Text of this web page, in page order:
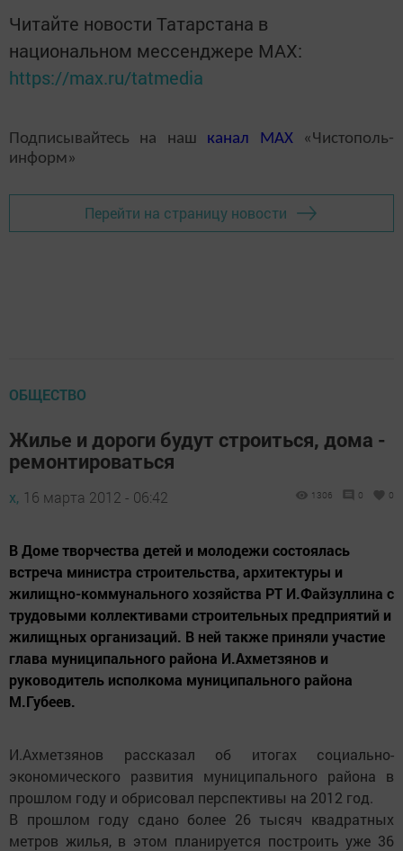
Читайте новости Татарстана в
национальном мессенджере MАХ:
https://max.ru/tatmedia
Подписывайтесь на наш канал MAX«Чистополь-
информ»
Перейти на страницу новости
ОБЩЕСТВО
Жилье и дороги будут строиться, дома -
ремонтироваться
х, 16 марта 2012 - 06:42 1306 0 0
В Доме творчества детей и молодежи состоялась
встреча министра строительства, архитектуры и
жилищно-коммунального хозяйства РТ И.Файзуллина с
трудовыми коллективами строительных предприятий и
жилищных организаций. В ней также приняли участие
глава муниципального района И.Ахметзянов и
руководитель исполкома муниципального района
М.Губеев.
И.Ахметзянов рассказал об итогах социально-
экономического развития муниципального района в
прошлом году и обрисовал перспективы на 2012 год.
В прошлом году сдано более 26 тысяч квадратных
метров жилья, в этом планируется построить уже 36